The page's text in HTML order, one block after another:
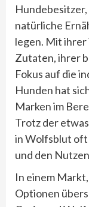
natürliche
legen. Mit
Zutaten, ihrer
Fokus auf die
Hunden hat
Marken im
Trotz der
in Wolfsblut
und den
In einem
Optionen